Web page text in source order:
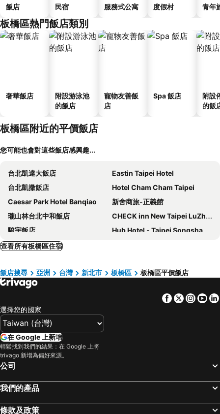
飯店 民宿 服務式公寓 度假村 青年
板橋區熱門飯店類別
奢華飯店
附設游泳池
的飯店
寵物友善飯
店
Spa 飯店
附設
的飯
板橋區附近的平價飯店
您可能也會對這些飯店感興趣...
台北凱達大飯店
Eastin Taipei Hotel
台北凱撒飯店
Hotel Cham Cham Taipei
Caesar Park Hotel Banqiao
新舍商旅-正義館
瓏山林台北中和飯店
CHECK inn New Taipei LuZhou
駿宇飯店
Hub Hotel - Taipei Songshan Airport
The Grand Hotel
Xi Ke Hotel - Sanchong Branch
Miramar Garden Taipei
富裕自由商旅 - 忠孝館
福容大飯店淡水漁人碼頭
Hotel Fun - Linsen
麗京棧酒店
台北天成大飯店
HiONE Holiday Hotel Taipei
Finders Hotel
查看所有板橋區住宿
飯店搜尋 亞洲 台灣 新北市 板橋區 板橋區平價飯店
Facebook
Twitter
選擇您的國家
在 Google 上新增
輕鬆找到我們的結果：在 Google 上將
trivago 新增為偏好來源。
公司
我們的產品
條款及政策